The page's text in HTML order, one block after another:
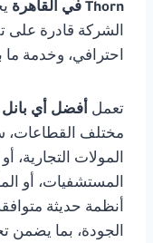
Thorn في القاهرة
الشركة قادرة على
احترافي، وخدمة ما
تعمل أفضل أي بانل
مختلف القطاعات،
المولات التجارية،
المستشفيات، أو
أنظمة حديثة
الجودة، بما يضمن